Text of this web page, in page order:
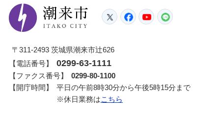
潮来市
TwitterFacebook
YouTube
〒311-2493 茨城県潮来市辻626
【電話番号】
0299-63-1111
【ファクス番号】
0299-80-1100
【開庁時間】
平日の午前8時30分から午後5時15分まで
※休日業務はこちら